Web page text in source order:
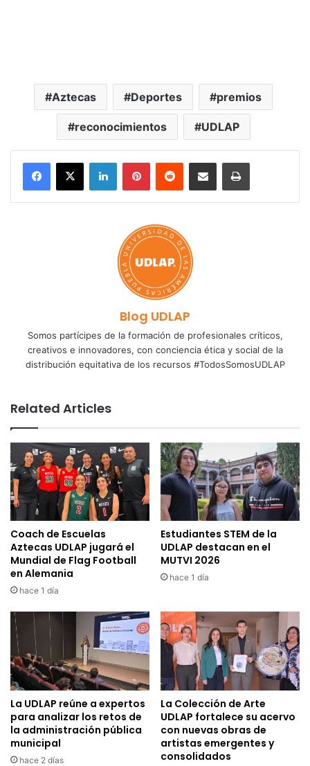
Aztecas Deportes premios
reconocimientos UDLAP
LinkedInPinterestReddit Share via Email Print
Blog UDLAP
Somos partícipes de la formación de profesionales críticos,
creativos e innovadores, con conciencia ética y social de la
distribución equitativa de los recursos #TodosSomosUDLAP
Related Articles
Coach de Escuelas
Aztecas UDLAP jugará el
Mundial de Flag Football
en Alemania
hace 1 día
Estudiantes STEM de la
UDLAP destacan en el
MUTVI 2026
hace 1 día
La UDLAP reúne a expertos
para analizar los retos de
la administración pública
municipal
hace 2 días
La Colección de Arte
UDLAP fortalece su acervo
con nuevas obras de
artistas emergentes y
consolidados